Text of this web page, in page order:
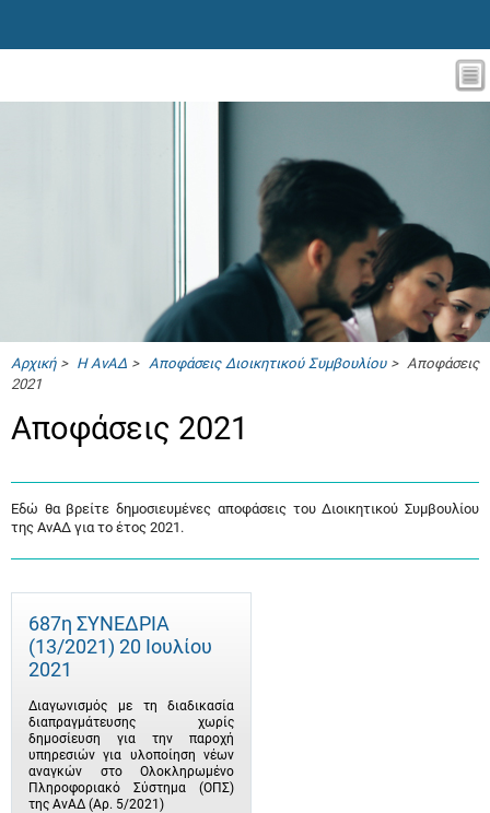
Αρχική> Η ΑνΑΔ > Αποφάσεις Διοικητικού Συμβουλίου> Αποφάσεις
2021
Αποφάσεις 2021
Εδώ θα βρείτε δημοσιευμένες αποφάσεις του Διοικητικού Συμβουλίου
της ΑνΑΔ για το έτος 2021.
687η ΣΥΝΕΔΡΙΑ
(13/2021) 20 Ιουλίου
2021
Διαγωνισμός με τη διαδικασία
διαπραγμάτευσης χωρίς
δημοσίευση για την παροχή
υπηρεσιών για υλοποίηση νέων
αναγκών στο Ολοκληρωμένο
Πληροφοριακό Σύστημα (ΟΠΣ)
της ΑνΑΔ (Αρ. 5/2021)